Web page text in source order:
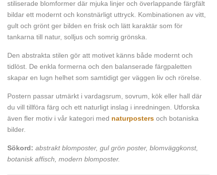
stiliserade blomformer där mjuka linjer och överlappande färgfält
bildar ett modernt och konstnärligt uttryck. Kombinationen av vitt,
gult och grönt ger bilden en frisk och lätt karaktär som för
tankarna till natur, solljus och somrig grönska.
Den abstrakta stilen gör att motivet känns både modernt och
tidlöst. De enkla formerna och den balanserade färgpaletten
skapar en lugn helhet som samtidigt ger väggen liv och rörelse.
Postern passar utmärkt i vardagsrum, sovrum, kök eller hall där
du vill tillföra färg och ett naturligt inslag i inredningen. Utforska
även fler motiv i vår kategori med naturposters och botaniska
bilder.
Sökord: abstrakt blomposter, gul grön poster, blomväggkonst,
botanisk affisch, modern blomposter.